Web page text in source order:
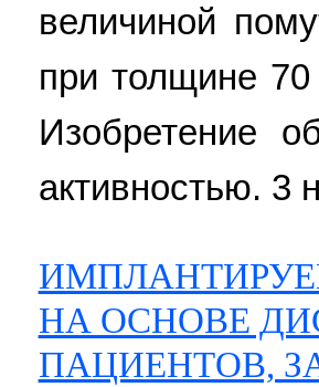
величиной
при толщине
Изобретение
активностью. 3
НА ОСНОВЕ
ПАЦИЕНТОВ,